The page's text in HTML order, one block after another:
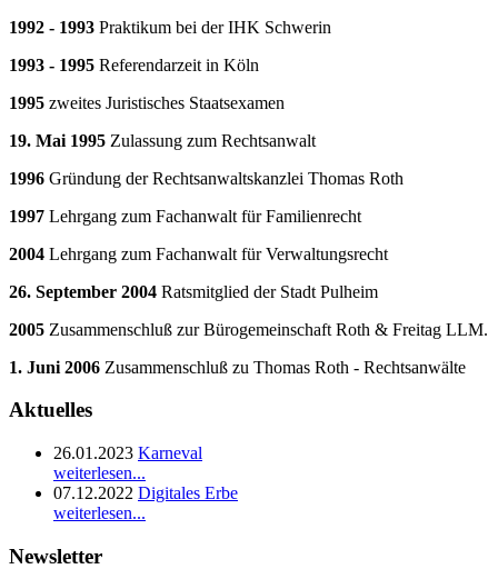
1992 - 1993 Praktikum bei der IHK Schwerin
1993 - 1995 Referendarzeit in Köln
1995 zweites Juristisches Staatsexamen
19. Mai 1995 Zulassung zum Rechtsanwalt
1996 Gründung der Rechtsanwaltskanzlei Thomas Roth
1997 Lehrgang zum Fachanwalt für Familienrecht
2004 Lehrgang zum Fachanwalt für Verwaltungsrecht
26. September 2004 Ratsmitglied der Stadt Pulheim
2005 Zusammenschluß zur Bürogemeinschaft Roth & Freitag LLM.
1. Juni 2006 Zusammenschluß zu Thomas Roth - Rechtsanwälte
Aktuelles
26.01.2023 Karneval
weiterlesen...
07.12.2022 Digitales Erbe
weiterlesen...
Newsletter